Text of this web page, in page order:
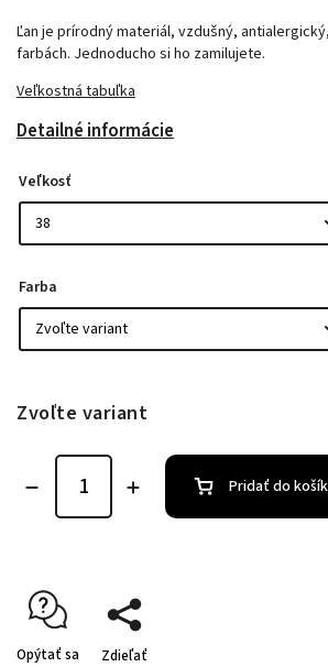
Ľan je prírodný materiál, vzdušný,
farbách. Jednoducho si ho zamilujete.
Veľkostná tabuľka
Detailné informácie
Veľkosť
Farba
Zvoľte variant
Pridať do
Opýtať sa Zdieľať